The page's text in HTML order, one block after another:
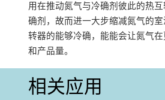
用在推动氮气与冷确剂彼此的热
确剂，故而进一大步缩减氮气的
转器的能够冷确，能能会让氮气
和产品量‌。
相关应用